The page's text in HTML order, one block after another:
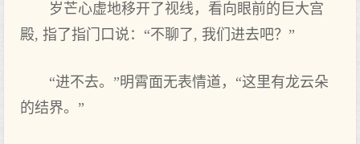
岁芒心虚地移开了视线，看向眼前的巨大宫
殿, 指了指门口说：“不聊了, 我们进去吧？”
“进不去。”明霄面无表情道，“这里有龙云朵
的结界。”